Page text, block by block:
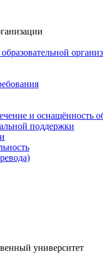
и оснащённость
поддержки
университет